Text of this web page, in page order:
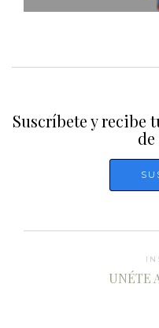
Suscríbete y recibe
UNÉTE